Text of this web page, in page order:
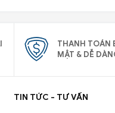
THANH TOÁN
MẬT & DỄ
TIN TỨC - TƯ VẤN